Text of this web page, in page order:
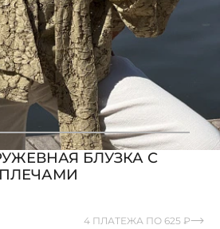
БЛУЗКА С
4 ПЛАТЕЖА ПО 625 ₽